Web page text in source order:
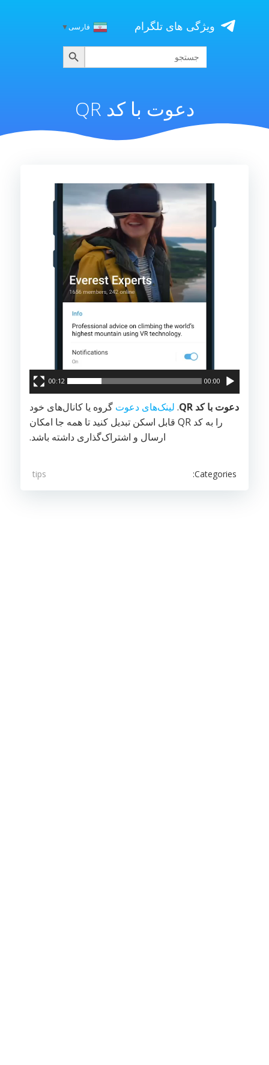
content
ویژگی های تلگرام فارسی▼
جستجو
برای:
جستجو
دعوت با کد QR
00:00
00:12
دعوت با کد QR . لینک‌های دعوت گروه یا کانال‌های خود
را به کد QR قابل اسکن تبدیل کنید تا همه جا امکان
ارسال و اشتراک‌گذاری داشته باشد.
Categories:
tips